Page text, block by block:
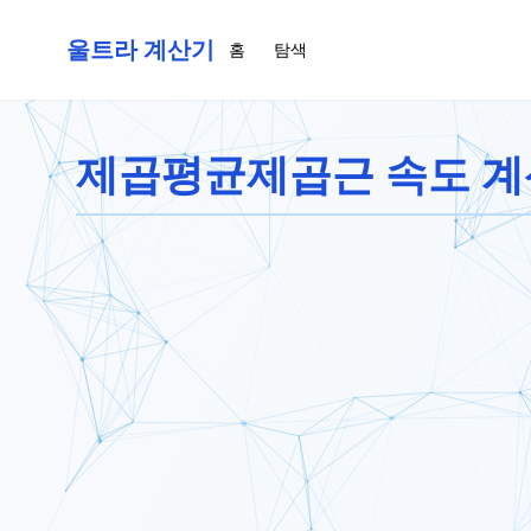
울트라 계산기 홈 탐색
제곱평균제곱근 속도